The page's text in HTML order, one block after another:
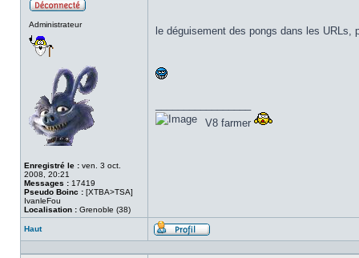
Administrateur
Enregistré le : ven. 3 oct.
2008, 20:21
Messages : 17419
Pseudo Boinc : [XTBA>TSA]
IvanleFou
Localisation : Grenoble (38)
le déguisement des pongs dans les
V8 farmer
Haut
Profil